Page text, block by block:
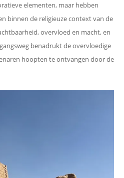
elementen, maar hebben
binnen de religieuze context van de
overvloed en macht, en
benadrukt de overvloedige
hoopten te ontvangen door de